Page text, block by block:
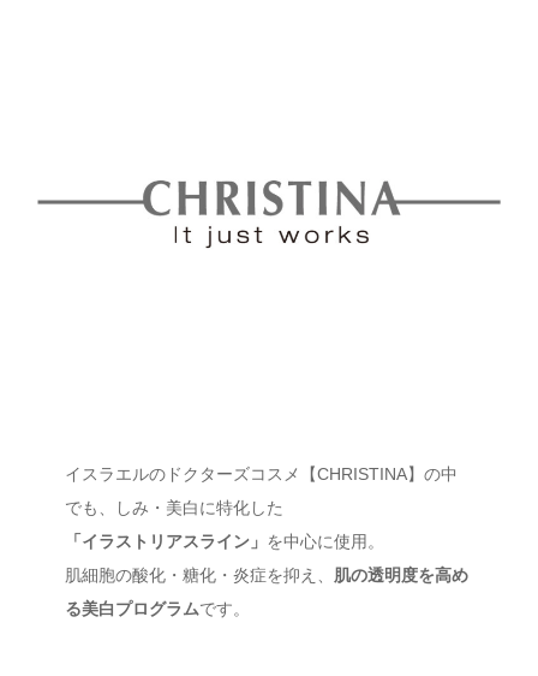
イスラエルのドクターズコスメ【CHRISTINA】の中
でも、しみ・美白に特化した
「イラストリアスライン」 を中心に使用。
肌細胞の酸化・糖化・炎症を抑え、 肌の透明度を高め
る美白プログラムです。